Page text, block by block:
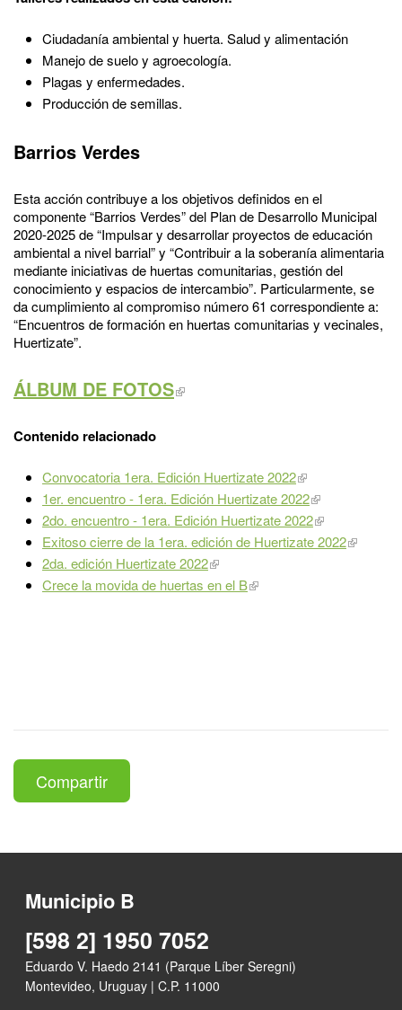
Ciudadanía ambiental y huerta. Salud y alimentación
Manejo de suelo y agroecología.
Plagas y enfermedades.
Producción de semillas.
Barrios Verdes
Esta acción contribuye a los objetivos definidos en el
componente “Barrios Verdes” del Plan de Desarrollo Municipal
2020-2025 de “Impulsar y desarrollar proyectos de educación
ambiental a nivel barrial” y “Contribuir a la soberanía alimentaria
mediante iniciativas de huertas comunitarias, gestión del
conocimiento y espacios de intercambio”. Particularmente, se
da cumplimiento al compromiso número 61 correspondiente a:
“Encuentros de formación en huertas comunitarias y vecinales,
Huertizate”.
ÁLBUM DE FOTOS
Contenido relacionado
Convocatoria 1era. Edición Huertizate 2022
1er. encuentro - 1era. Edición Huertizate 2022
2do. encuentro - 1era. Edición Huertizate 2022
Exitoso cierre de la 1era. edición de Huertizate 2022
2da. edición Huertizate 2022
Crece la movida de huertas en el B
Compartir
Municipio B
[598 2] 1950 7052
Eduardo V. Haedo 2141 (Parque Líber Seregni)
Montevideo, Uruguay | C.P. 11000